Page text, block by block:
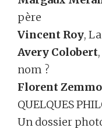
père
Vincent Roy,
Avery Colobert
nom ?
Florent
QUELQUES
Un dossier